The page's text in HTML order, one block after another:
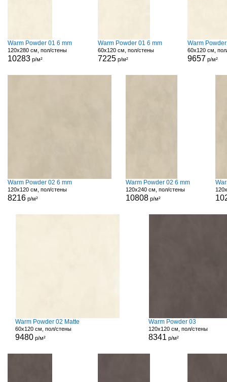
Warm Powder 01 6 mm
120x280 см, пол/стены
10283 р/м²
Warm Powder 01 6 mm
60x120 см, пол/стены
7225р/м²
Warm
60x120 см,
9657 р/м²
Warm Powder 02 6 mm
120x120 см, пол/стены
8216 р/м²
Warm Powder 02 6 mm
120x240 см, пол/стены
10808р/м²
Warm Powder 02 Matte
60x120 см, пол/стены
9480 р/м²
Warm Powder 03
120x120 см, пол/стены
8341 р/м²